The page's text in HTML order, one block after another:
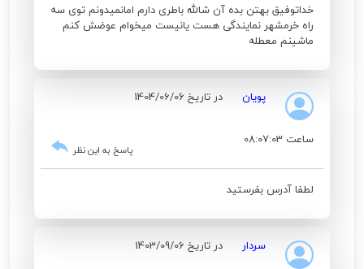
خداتوفیق بهتن بده آن شالله باطری دارم امانمیدونم توی سه
راه خرمشهر نمایندگی هست یانیست میخوام عوضش کنم
ماشینم معطله
پویان در تاریخ 1404/06/06
ساعت 08:07:03
پاسخ به این نظر
لطفا آدرس بفرستید
سردار در تاریخ 1403/09/06